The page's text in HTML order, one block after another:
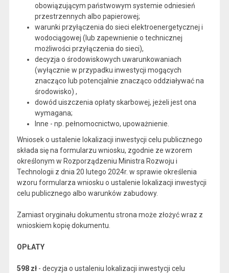
obowiązującym państwowym systemie odniesień
przestrzennych albo papierowej;
warunki przyłączenia do sieci elektroenergetycznej i
wodociągowej (lub zapewnienie o technicznej
możliwości przyłączenia do sieci),
decyzja o środowiskowych uwarunkowaniach
(wyłącznie w przypadku inwestycji mogących
znacząco lub potencjalnie znacząco oddziaływać na
środowisko) ,
dowód uiszczenia opłaty skarbowej, jeżeli jest ona
wymagana;
Inne - np. pełnomocnictwo, upoważnienie.
Wniosek o ustalenie lokalizacji inwestycji celu publicznego
składa się na formularzu wniosku, zgodnie ze wzorem
określonym w Rozporządzeniu Ministra Rozwoju i
Technologii z dnia 20 lutego 2024r. w sprawie określenia
wzoru formularza wniosku o ustalenie lokalizacji inwestycji
celu publicznego albo warunków zabudowy.
Zamiast oryginału dokumentu strona może złożyć wraz z
wnioskiem kopię dokumentu.
OPŁATY
598 zł- decyzja o ustaleniu lokalizacji inwestycji celu